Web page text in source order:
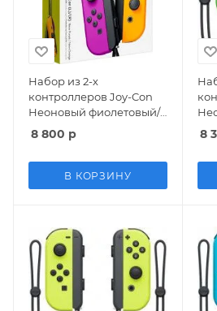
Набор из 2-х
контроллеров Joy-Con
Неоновый фиолетовый/
Неоновый оранжевый
Оригинал (Switch)
8 800 р
В КОРЗИНУ
8